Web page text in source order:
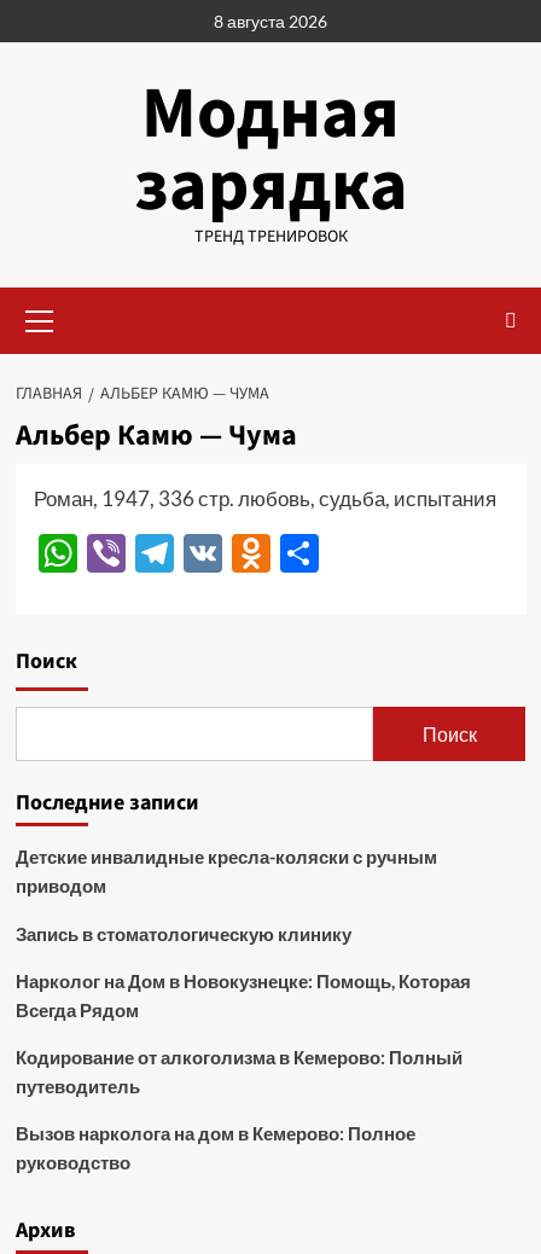
к
8 августа 2026
Модная
зарядка
ТРЕНД ТРЕНИРОВОК
меню
ГЛАВНАЯ АЛЬБЕР КАМЮ — ЧУМА
Альбер Камю — Чума
Роман, 1947, 336 стр. любовь, судьба, испытания
WhatsApp
ViberTelegram
VKOdnoklassniki
Отправить
Поиск
Поиск
Последние записи
Детские инвалидные кресла-коляски с ручным
приводом
Запись в стоматологическую клинику
Нарколог на Дом в Новокузнецке: Помощь, Которая
Всегда Рядом
Кодирование от алкоголизма в Кемерово: Полный
путеводитель
Вызов нарколога на дом в Кемерово: Полное
руководство
Архив